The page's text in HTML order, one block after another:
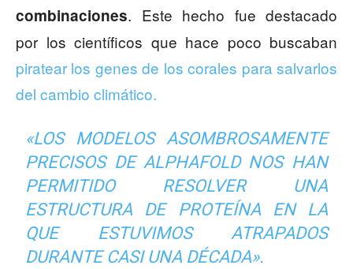
combinaciones. Este hecho fue destacado
por los científicos que hace poco buscaban
piratear los genes de los corales para salvarlos
del cambio climático.
«LOS MODELOS ASOMBROSAMENTE
PRECISOS DE ALPHAFOLD NOS HAN
PERMITIDO RESOLVER UNA
ESTRUCTURA DE PROTEÍNA EN LA
QUE ESTUVIMOS ATRAPADOS
DURANTE CASI UNA DÉCADA».